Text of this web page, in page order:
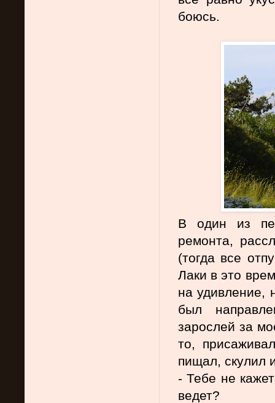
боюсь.
В один из
ремонта,
(тогда все
Лаки в это
на удивление,
был
зарослей за
то,
пищал, скулил
- Тебе не
ведет?